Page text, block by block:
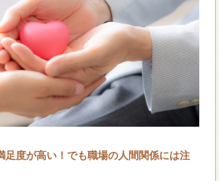
足度が高い！でも職場の人間関係には注